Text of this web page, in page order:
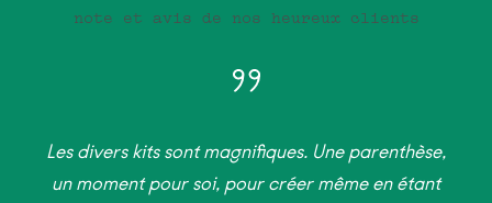
note et avis de nos heureux clients
Les divers kits sont magnifiques. Une parenthèse,
un moment pour soi, pour créer même en étant